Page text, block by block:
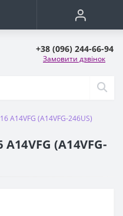
+38 (096) 244-66-94
Замовити дзвінок
A14VFG (A14VFG-246US)
(A14VFG-